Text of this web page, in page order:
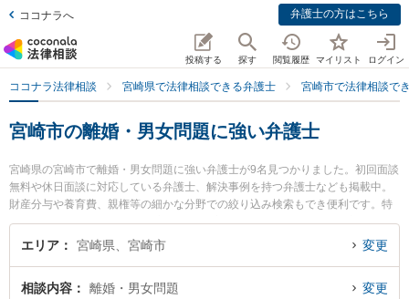
ココナラへ 弁護士の方はこちら
投稿する 探す 閲覧履歴 マイリスト ログイン
ココナラ法律相談 宮崎県で法律相談できる弁護士 宮崎市で法律相談で
宮崎市の離婚・男女問題に強い弁護士
宮崎県の宮崎市で離婚・男女問題に強い弁護士が9名見つかりました。初回面談
無料や休日面談に対応している弁護士、解決事例を持つ弁護士なども掲載中。
財産分与や養育費、親権等の細かな分野での絞り込み検索もでき便利です。特
にAXIS法律事務所の内山 悠太郎弁護士や宮崎東洋法律事務所の西迫 広夢弁護
士、ベリーベスト法律事務所 宮崎オフィスの德永 義夫弁護士のプロフィール情
問題のトラブル解決の実績豊富な近くの弁護士を検索したい』『初回相談無料
エリア 宮崎県、宮崎市 変更
相談内容 離婚・男女問題 変更